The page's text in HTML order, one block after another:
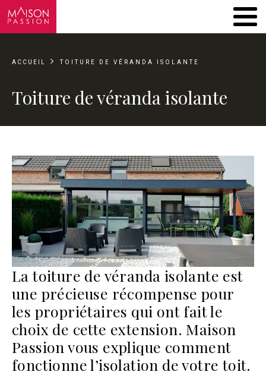
ACCUEIL TOITURE DE VÉRANDA ISOLANTE
Toiture de véranda isolante
La toiture de véranda isolante est
une précieuse récompense pour
les propriétaires qui ont fait le
choix de cette extension. Maison
Passion vous explique comment
fonctionne l’isolation de votre toit.